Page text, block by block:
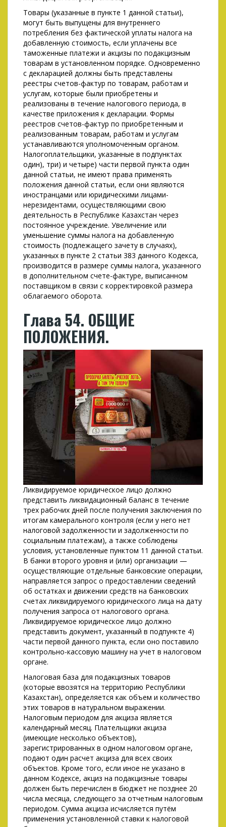
Товары (указанные в пункте 1 данной статьи),
могут быть выпущены для внутреннего
потребления без фактической уплаты налога на
добавленную стоимость, если уплачены все
таможенные платежи и акцизы по подакцизным
товарам в установленном порядке. Одновременно
с декларацией должны быть представлены
реестры счетов-фактур по товарам, работам и
услугам, которые были приобретены и
реализованы в течение налогового периода, в
качестве приложения к декларации. Формы
реестров счетов-фактур по приобретенным и
реализованным товарам, работам и услугам
устанавливаются уполномоченным органом.
Налогоплательщики, указанные в подпунктах
один), три) и четыре) части первой пункта один
данной статьи, не имеют права применять
положения данной статьи, если они являются
иностранцами или юридическими лицами-
нерезидентами, осуществляющими свою
деятельность в Республике Казахстан через
постоянное учреждение. Увеличение или
уменьшение суммы налога на добавленную
стоимость (подлежащего зачету в случаях),
указанных в пункте 2 статьи 383 данного Кодекса,
производится в размере суммы налога, указанного
в дополнительном счете-фактуре, выписанном
поставщиком в связи с корректировкой размера
облагаемого оборота.
Глава 54. ОБЩИЕ
ПОЛОЖЕНИЯ.
Ликвидируемое юридическое лицо должно
представить ликвидационный баланс в течение
трех рабочих дней после получения заключения по
итогам камерального контроля (если у него нет
налоговой задолженности и задолженности по
социальным платежам), а также соблюдены
условия, установленные пунктом 11 данной статьи.
В банки второго уровня и (или) организации —
осуществляющие отдельные банковские операции,
направляется запрос о предоставлении сведений
об остатках и движении средств на банковских
счетах ликвидируемого юридического лица на дату
получения запроса от налогового органа.
Ликвидируемое юридическое лицо должно
представить документ, указанный в подпункте 4)
части первой данного пункта, если оно поставило
контрольно-кассовую машину на учет в налоговом
органе.
Налоговая база для подакцизных товаров
(которые ввозятся на территорию Республики
Казахстан), определяется как объем и количество
этих товаров в натуральном выражении.
Налоговым периодом для акциза является
календарный месяц. Плательщики акциза
(имеющие несколько объектов),
зарегистрированных в одном налоговом органе,
подают один расчет акциза для всех своих
объектов. Кроме того, если иное не указано в
данном Кодексе, акциз на подакцизные товары
должен быть перечислен в бюджет не позднее 20
числа месяца, следующего за отчетным налоговым
периодом. Сумма акциза исчисляется путём
применения установленной ставки к налоговой